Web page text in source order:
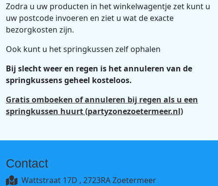
Zodra u uw producten in het winkelwagentje zet kunt u
uw postcode invoeren en ziet u wat de exacte
bezorgkosten zijn.
Ook kunt u het springkussen zelf ophalen
Bij slecht weer en regen is het annuleren van de
springkussens geheel kosteloos.
Gratis omboeken of annuleren bij regen als u een
springkussen huurt (partyzonezoetermeer.nl)
Contact
Wattstraat 17D , 2723RA Zoetermeer